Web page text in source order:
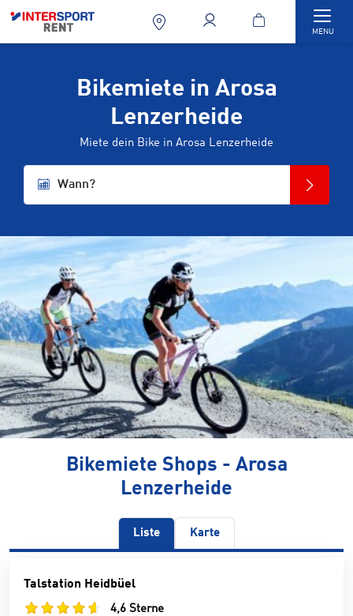
MENU
Bikemiete in Arosa
Lenzerheide
Miete dein Bike in Arosa Lenzerheide
Wann?
Bikemiete Shops - Arosa
Lenzerheide
Liste Karte
Talstation Heidbüel
4,6 Sterne